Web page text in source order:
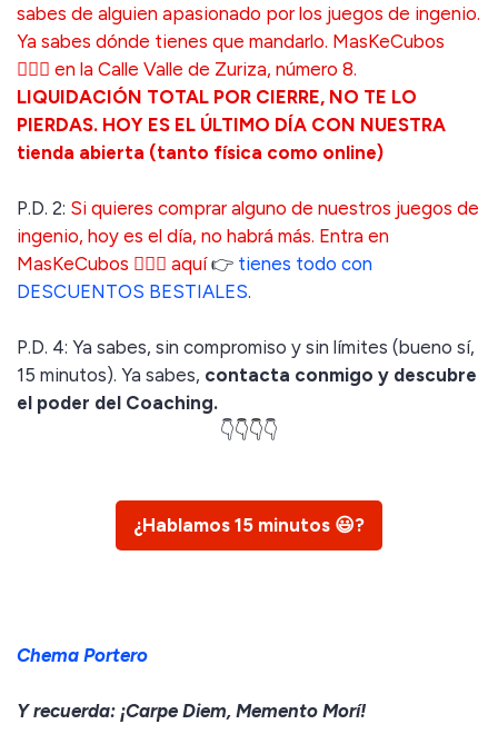
sabes de alguien apasionado por los juegos de ingenio.
Ya sabes dónde tienes que mandarlo. MasKeCubos
🤹🏻‍♀️ en la Calle Valle de Zuriza, número 8.
LIQUIDACIÓN TOTAL POR CIERRE, NO TE LO
PIERDAS. HOY ES EL ÚLTIMO DÍA CON NUESTRA
tienda abierta (tanto física como online)
P.D. 2: Si quieres comprar alguno de nuestros juegos de
ingenio, hoy es el día, no habrá más. Entra en
MasKeCubos 🤹🏻‍♀️ aquí👉 tienes todo con
DESCUENTOS BESTIALES.
P.D. 4: Ya sabes, sin compromiso y sin límites (bueno sí,
15 minutos). Ya sabes, contacta conmigo y descubre
el poder del Coaching.
👇👇👇👇
¿Hablamos 15 minutos 😃?
Chema Portero
Y recuerda: ¡Carpe Diem, Memento Morí!